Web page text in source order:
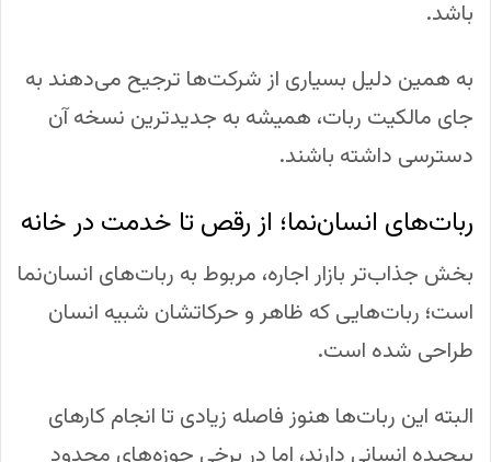
باشد.
به همین دلیل بسیاری از شرکت‌ها ترجیح می‌دهند به
جای مالکیت ربات، همیشه به جدیدترین نسخه آن
دسترسی داشته باشند.
ربات‌های انسان‌نما؛ از رقص تا خدمت در خانه
بخش جذاب‌تر بازار اجاره، مربوط به ربات‌های انسان‌نما
است؛ ربات‌هایی که ظاهر و حرکاتشان شبیه انسان
طراحی شده است.
البته این ربات‌ها هنوز فاصله زیادی تا انجام کارهای
پیچیده انسانی دارند، اما در برخی حوزه‌های محدود